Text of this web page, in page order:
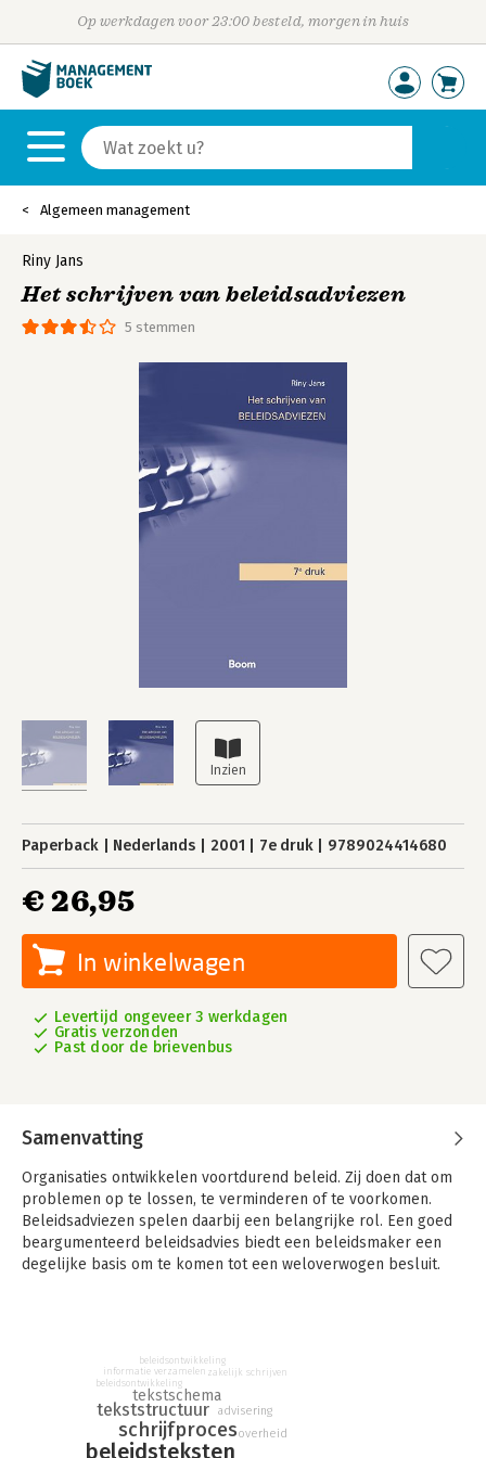
Op werkdagen voor 23:00 besteld, morgen in huis
Algemeen management
5 stemmen
Riny Jans
Het schrijven van beleidsadviezen
Paperback Nederlands 2001 7e druk 9789024414680
€ 26,95
In winkelwagen
Levertijd ongeveer 3 werkdagen
Gratis verzonden
Past door de brievenbus
Samenvatting
Organisaties ontwikkelen voortdurend beleid. Zij doen dat om
problemen op te lossen, te verminderen of te voorkomen.
Beleidsadviezen spelen daarbij een belangrijke rol. Een goed
beargumenteerd beleidsadvies biedt een beleidsmaker een
degelijke basis om te komen tot een weloverwogen besluit.
meer: een heldere schrijfopdracht, een gedegen
probleemanalyse, een logisch opgebouwd betoog, een
schrijfstijl die past bij de lezers van het advies, en een
functionele vormgeving.
beleidsteksten
schrijfproces
tekststructuur
tekstschema
advisering
overheid
beleidsontwikkeling
informatie verzamelen
beleidsontwikkeling
zakelijk schrijven